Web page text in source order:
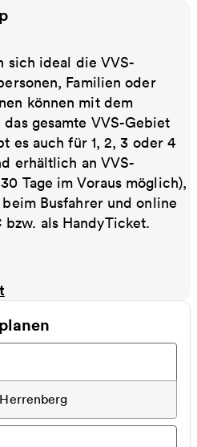
sich ideal die VVS-
Familien oder
können mit dem
gesamte VVS-Gebiet
es auch für 1, 2, 3 oder 4
erhältlich an VVS-
Tage im Voraus möglich),
Busfahrer und online
bzw. als HandyTicket.
Herrenberg